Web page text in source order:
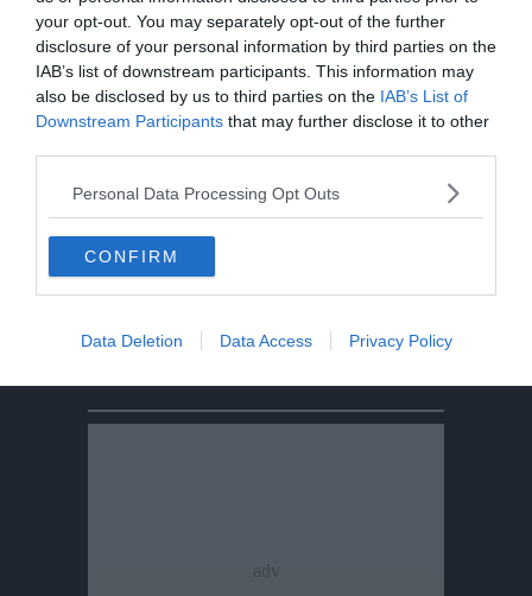
your opt-out. You may separately opt-out of the further
disclosure of your personal information by third parties on the
IAB’s list of downstream participants. This information may
also be disclosed by us to third parties on the IAB’s List of
Downstream Participants that may further disclose it to other
Personal Data Processing Opt Outs
CONFIRM
Data Deletion Data Access Privacy Policy
Tragedia in piscina: perde la vita un
ragazzo di Trento
Morto Mattia Maestri: aveva 13 anni, in
coma dal 2017 dopo un formaggio
contaminato
Sei escursionisti bloccati dal
maltempo: intervento del Soccorso
Alpino